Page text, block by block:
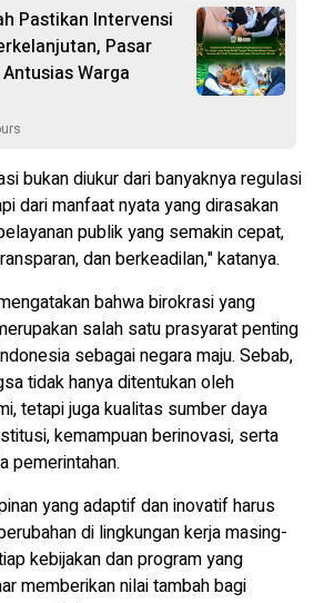
Pastikan Intervensi
Pasar
Warga
bukan diukur dari banyaknya regulasi
dari manfaat nyata yang dirasakan
publik yang semakin cepat,
dan berkeadilan," katanya.
bahwa birokrasi yang
salah satu prasyarat penting
sebagai negara maju. Sebab,
tidak hanya ditentukan oleh
tetapi juga kualitas sumber daya
kemampuan berinovasi, serta
pemerintahan.
yang adaptif dan inovatif harus
di lingkungan kerja masing-
kebijakan dan program yang
memberikan nilai tambah bagi